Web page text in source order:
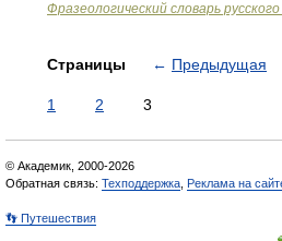
Фразеологический словарь
Страницы ← Предыдущая
1 2 3
© Академик, 2000-2026
Обратная связь: Техподдержка Реклама на
👣 Путешествия